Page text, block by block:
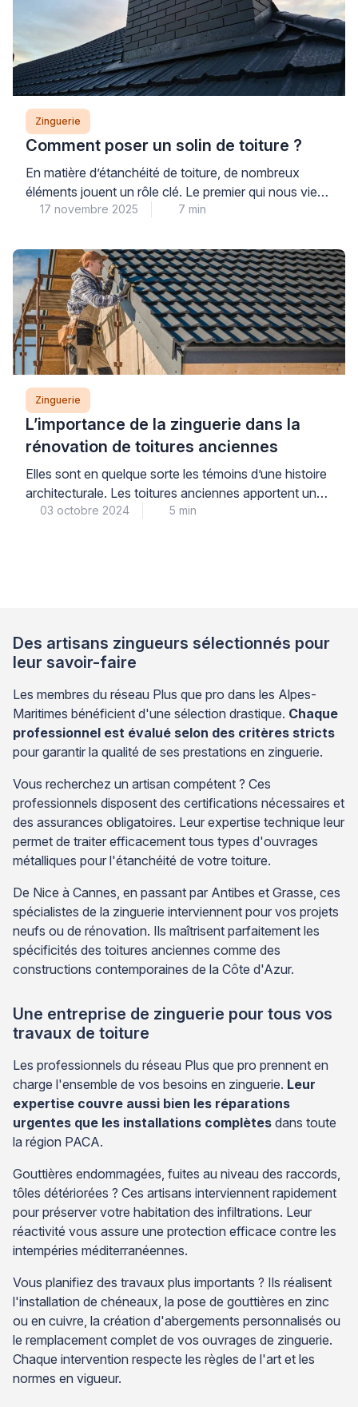
votre façade et de vos fondations. Identifier
rapidement un défaut d’alignement permet d’éviter
des dégradations coûteuses à long […]
Zinguerie
Comment poser un solin de toiture ?
En matière d’étanchéité de toiture, de nombreux
éléments jouent un rôle clé. Le premier qui nous vient
en tête est généralement le revêtement de
acier. Viennent ensuite les pièces de zinguerie, telles
que gouttières et chéneaux, puis le faîtage, les
arêtiers ou les rives. Pourtant, pour éviter […]
17 novembre 2025 7 min
Zinguerie
L’importance de la zinguerie dans la
rénovation de toitures anciennes
Elles sont en quelque sorte les témoins d’une histoire
architecturale. Les toitures anciennes apportent un
cachet unique à un bâtiment. Mais pour conserver
03 octobre 2024 5 min
Des artisans zingueurs sélectionnés pour
leur savoir-faire
Les membres du réseau Plus que pro dans les Alpes-
Maritimes bénéficient d'une sélection drastique. Chaque
professionnel est évalué selon des critères stricts
pour garantir la qualité de ses prestations en zinguerie.
Vous recherchez un artisan compétent ? Ces
professionnels disposent des certifications nécessaires et
des assurances obligatoires. Leur expertise technique leur
permet de traiter efficacement tous types d'ouvrages
métalliques pour l'étanchéité de votre toiture.
De Nice à Cannes, en passant par Antibes et Grasse, ces
spécialistes de la zinguerie interviennent pour vos projets
neufs ou de rénovation. Ils maîtrisent parfaitement les
spécificités des toitures anciennes comme des
constructions contemporaines de la Côte d'Azur.
Une entreprise de zinguerie pour tous vos
travaux de toiture
Les professionnels du réseau Plus que pro prennent en
charge l'ensemble de vos besoins en zinguerie. Leur
expertise couvre aussi bien les réparations
urgentes que les installations complètes dans toute
la région PACA.
Gouttières endommagées, fuites au niveau des raccords,
tôles détériorées ? Ces artisans interviennent rapidement
pour préserver votre habitation des infiltrations. Leur
réactivité vous assure une protection efficace contre les
intempéries méditerranéennes.
Vous planifiez des travaux plus importants ? Ils réalisent
l'installation de chéneaux, la pose de gouttières en zinc
ou en cuivre, la création d'abergements personnalisés ou
le remplacement complet de vos ouvrages de zinguerie.
Chaque intervention respecte les règles de l'art et les
normes en vigueur.